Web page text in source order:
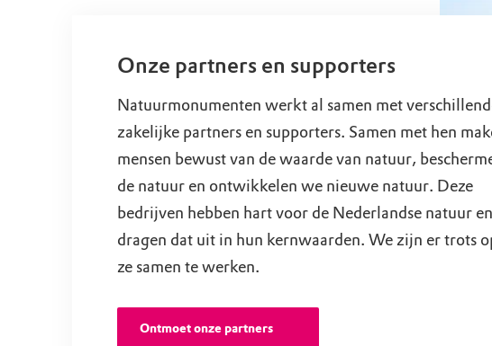
Onze partners en supporters
Natuurmonumenten werkt al samen met
zakelijke partners en supporters. Samen met hen
mensen bewust van de waarde van natuur,
de natuur en ontwikkelen we nieuwe natuur. Deze
bedrijven hebben hart voor de Nederlandse natuur en
dragen dat uit in hun kernwaarden. We zijn er trots
ze samen te werken.
Ontmoet onze partners